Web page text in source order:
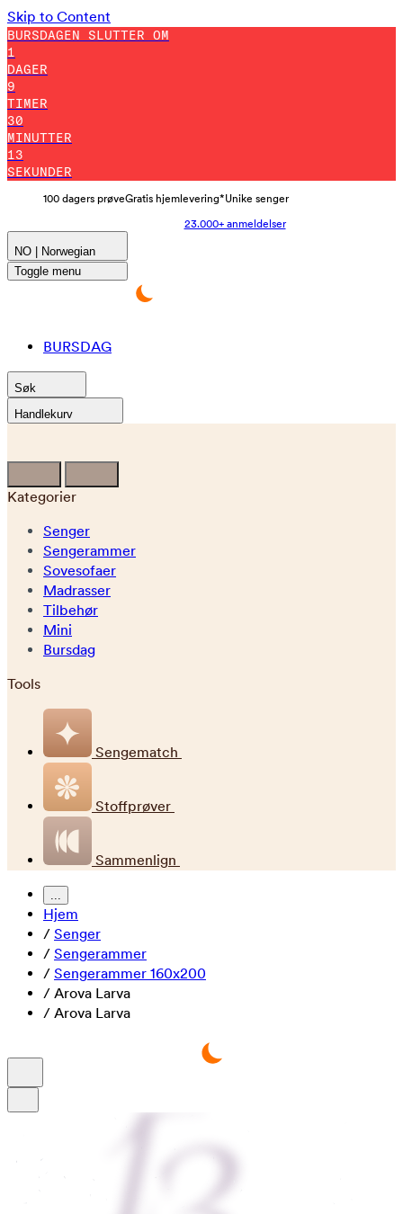
Skip to Content
BURSDAGEN SLUTTER OM
1
DAGER
9
TIMER
30
MINUTTER
3
SEKUNDER
100 dagers prøveGratis hjemlevering*Unike senger
23.000+ anmeldelser
NO | Norwegian
Toggle menu
BURSDAG
Søk
Handlekurv
Kategorier
Senger
Sengerammer
Sovesofaer
Madrasser
Tilbehør
Mini
Bursdag
Tools
Sengematch
Stoffprøver
Sammenlign
...
Hjem
/ Senger
/ Sengerammer
/ Sengerammer 160x200
/ Arova Larva
/ Arova Larva